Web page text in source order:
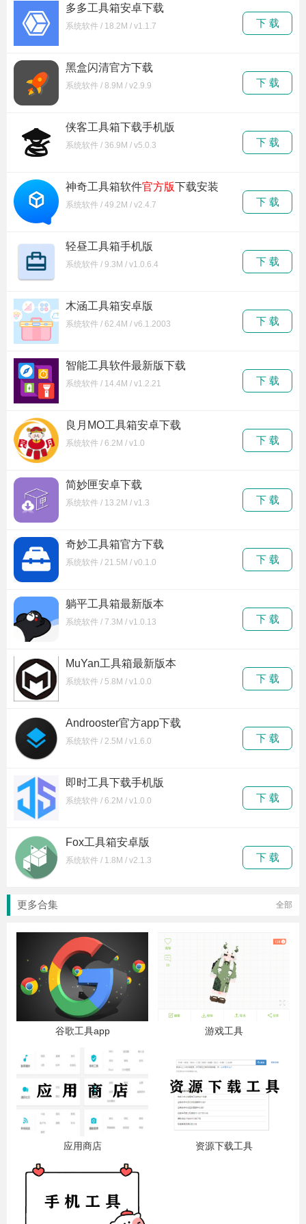
多多工具箱安卓下载
系统软件 / 18.2M / v1.1.7 下 载
黑盒闪清官方下载
系统软件 / 8.9M / v2.9.9 下 载
侠客工具箱下载手机版
系统软件 / 36.9M / v5.0.3 下 载
神奇工具箱软件官方版下载安装
系统软件 / 49.2M / v2.4.7 下 载
轻昼工具箱手机版
系统软件 / 9.3M / v1.0.6.4 下 载
木涵工具箱安卓版
系统软件 / 62.4M / v6.1.2003 下 载
智能工具软件最新版下载
系统软件 / 14.4M / v1.2.21 下 载
良月MO工具箱安卓下载
系统软件 / 6.2M / v1.0 下 载
简妙匣安卓下载
系统软件 / 13.2M / v1.3 下 载
奇妙工具箱官方下载
系统软件 / 21.5M / v0.1.0 下 载
躺平工具箱最新版本
系统软件 / 7.3M / v1.0.13 下 载
MuYan工具箱最新版本
系统软件 / 5.8M / v1.0.0 下 载
Androoster官方app下载
系统软件 / 2.5M / v1.6.0 下 载
即时工具下载手机版
系统软件 / 6.2M / v1.0.0 下 载
Fox工具箱安卓版
系统软件 / 1.8M / v2.1.3 下 载
更多合集 全部
谷歌工具app 游戏工具
应用商店 资源下载工具